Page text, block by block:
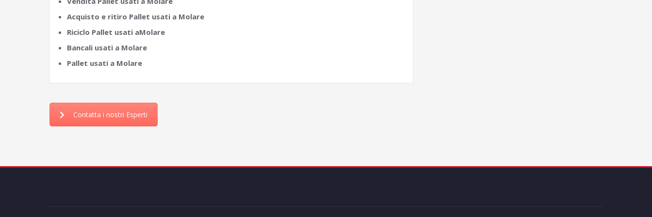
Acquisto e ritiro Pallet usati a Molare
Riciclo Pallet usati aMolare
Bancali usati a Molare
Pallet usati a Molare
Contatta i nostri Esperti